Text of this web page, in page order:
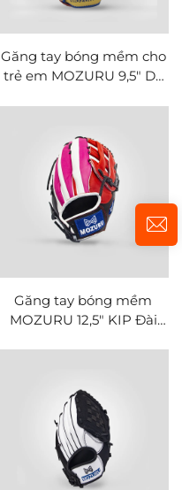
Găng tay bóng mềm cho
trẻ em MOZURU 9,5" Da
Găng tay bóng mềm
MOZURU 12,5" KIP Đài